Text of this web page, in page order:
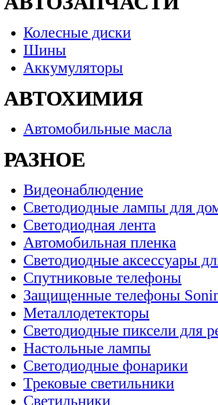
Колесные диски
Шины
Аккумуляторы
АВТОХИМИЯ
Автомобильные масла
РАЗНОЕ
Видеонаблюдение
Светодиодные лампы для
Светодиодная лента
Автомобильная пленка
Светодиодные аксессуары
Спутниковые телефоны
Защищенные телефоны
Металлодетекторы
Светодиодные пиксели для
Настольные лампы
Светодиодные фонарики
Трековые светильники
Светильники